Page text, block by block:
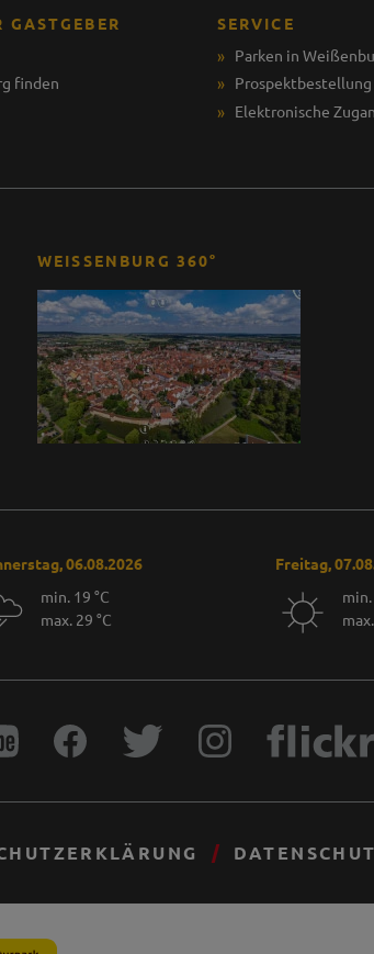
finden
SERVICE
Parken in
Prospektbestellung
Elektronische
WEISSENBURG 360°
06.08.2026
min. 19 °C
max. 29 °C
Freitag,
min.